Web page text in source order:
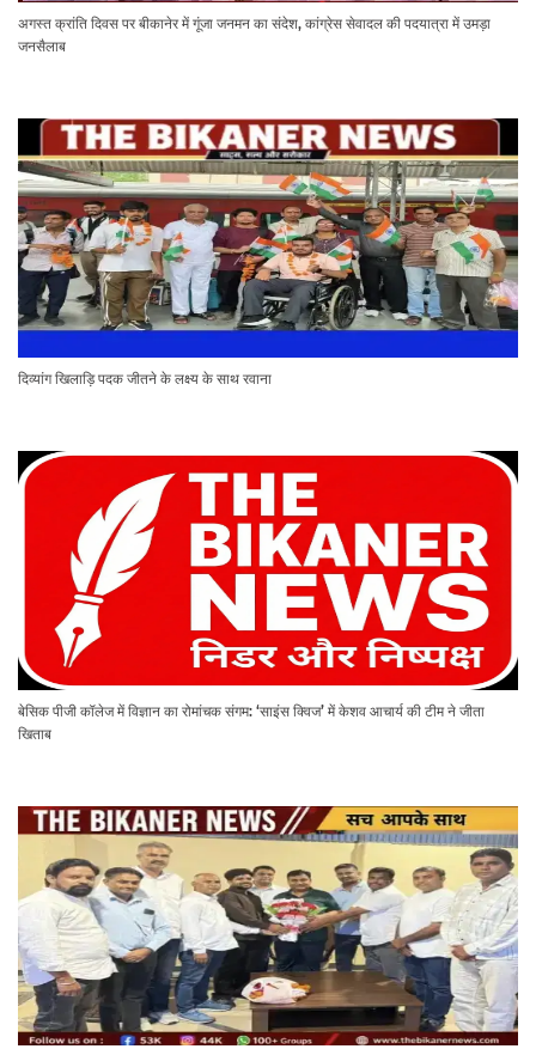
अगस्त क्रांति दिवस पर बीकानेर में गूंजा जनमन का संदेश, कांग्रेस सेवादल की पदयात्रा में उमड़ा
जनसैलाब
दिव्यांग खिलाड़ि पदक जीतने के लक्ष्य के साथ रवाना
बेसिक पीजी कॉलेज में विज्ञान का रोमांचक संगम: ‘साइंस क्विज’ में केशव आचार्य की टीम ने जीता
खिताब